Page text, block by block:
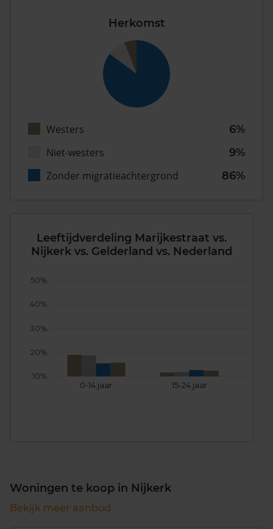
Herkomst
Westers
6%
Niet-westers
9%
Zonder migratieachtergrond
86%
Leeftijdverdeling Marijkestraat vs.
Nijkerk vs. Gelderland vs. Nederland
0-14 jaar 15-24 jaar
10%
20%
30%
40%
50%
Woningen te koop in Nijkerk
Bekijk meer aanbod